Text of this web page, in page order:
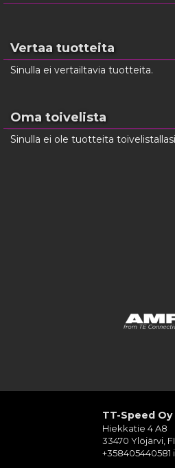
Vertaa tuotteita
Sinulla ei vertailtavia tuotteita.
Oma toivelista
Sinulla ei ole tuotteita
TT-Speed Oy
Hiekkatie 4 A8
33470 Ylöjärvi,
+358405440581